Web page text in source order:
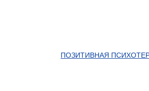
ПОЗИТИВНАЯ